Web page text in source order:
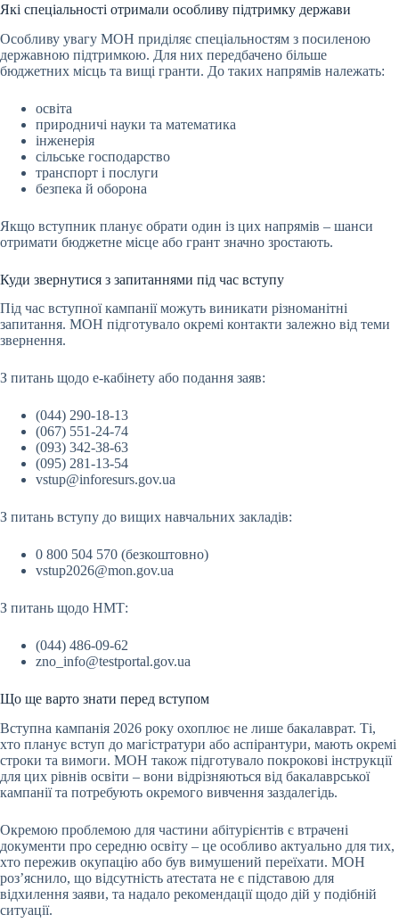
Які спеціальності отримали особливу підтримку держави
Особливу увагу МОН приділяє спеціальностям з посиленою
державною підтримкою. Для них передбачено більше
бюджетних місць та вищі гранти. До таких напрямів належать:
освіта
природничі науки та математика
інженерія
сільське господарство
транспорт і послуги
безпека й оборона
Якщо вступник планує обрати один із цих напрямів – шанси
отримати бюджетне місце або грант значно зростають.
Куди звернутися з запитаннями під час вступу
Під час вступної кампанії можуть виникати різноманітні
запитання. МОН підготувало окремі контакти залежно від теми
звернення.
З питань щодо е-кабінету або подання заяв:
(044) 290-18-13
(067) 551-24-74
(093) 342-38-63
(095) 281-13-54
vstup@inforesurs.gov.ua
З питань вступу до вищих навчальних закладів:
0 800 504 570 (безкоштовно)
vstup2026@mon.gov.ua
З питань щодо НМТ:
(044) 486-09-62
zno_info@testportal.gov.ua
Що ще варто знати перед вступом
Вступна кампанія 2026 року охоплює не лише бакалаврат. Ті,
хто планує вступ до магістратури або аспірантури, мають окремі
строки та вимоги. МОН також підготувало покрокові інструкції
для цих рівнів освіти – вони відрізняються від бакалаврської
кампанії та потребують окремого вивчення заздалегідь.
Окремою проблемою для частини абітурієнтів є втрачені
документи про середню освіту – це особливо актуально для тих,
хто пережив окупацію або був вимушений переїхати. МОН
роз’яснило, що відсутність атестата не є підставою для
відхилення заяви, та надало рекомендації щодо дій у подібній
ситуації.